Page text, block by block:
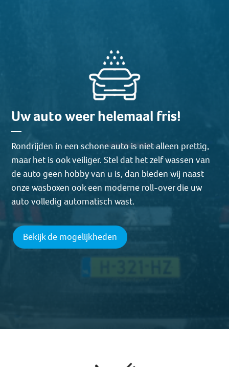
Uw auto weer helemaal fris!
Rondrijden in een schone auto is niet alleen prettig,
maar het is ook veiliger. Stel dat het zelf wassen van
de auto geen hobby van u is, dan bieden wij naast
onze wasboxen ook een moderne roll-over die uw
auto volledig automatisch wast.
Bekijk de mogelijkheden